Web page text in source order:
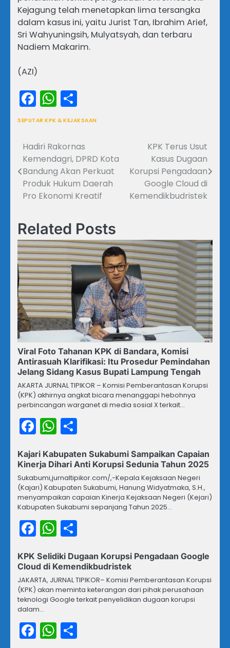
Kejagung telah menetapkan lima tersangka
dalam kasus ini, yaitu Jurist Tan, Ibrahim Arief,
Sri Wahyuningsih, Mulyatsyah, dan terbaru
Nadiem Makarim.
(AZI)
Facebook
WhatsApp
SEPUTAR KPK & KEJAKSAAN
Navigasi
pos
Hadiri Rakornas
Kemendagri, DPRD Kota
Bandung Akan Perkuat
Produk Hukum Daerah
Pro Ekonomi Kreatif
KPK Terus Usut
Kasus Dugaan
Korupsi Pengadaan
Google Cloud di
Kemendikbudristek
Related Posts
Viral Foto Tahanan KPK di Bandara, Komisi
Antirasuah Klarifikasi: Itu Prosedur Pemindahan
Jelang Sidang Kasus Bupati Lampung Tengah
AKARTA JURNAL TIPIKOR – Komisi Pemberantasan Korupsi
(KPK) akhirnya angkat bicara menanggapi hebohnya
perbincangan warganet di media sosial X terkait…
Facebook
WhatsApp
Kajari Kabupaten Sukabumi Sampaikan Capaian
Kinerja Dihari Anti Korupsi Sedunia Tahun 2025
Sukabumi,jurnaltipikor.com/,-Kepala Kejaksaan Negeri
(Kajari) Kabupaten Sukabumi, Hanung Widyatmaka, S.H.,
menyampaikan capaian Kinerja Kejaksaan Negeri (Kejari)
Kabupaten Sukabumi sepanjang Tahun 2025…
Facebook
WhatsApp
KPK Selidiki Dugaan Korupsi Pengadaan Google
Cloud di Kemendikbudristek
JAKARTA, JURNAL TIPIKOR– Komisi Pemberantasan Korupsi
(KPK) akan meminta keterangan dari pihak perusahaan
teknologi Google terkait penyelidikan dugaan korupsi
dalam…
Facebook
WhatsApp